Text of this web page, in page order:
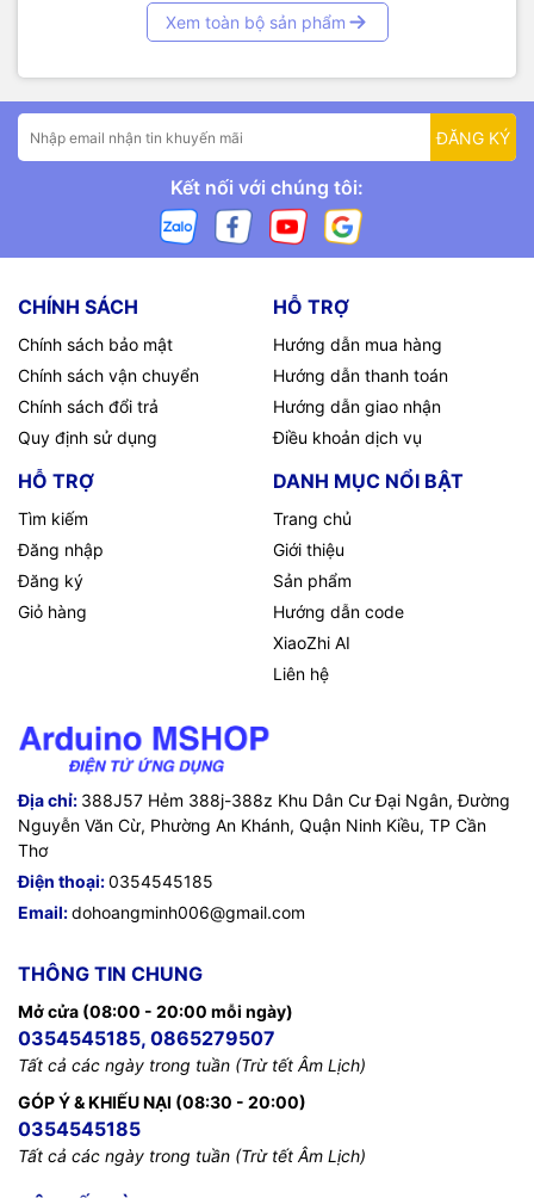
Xem toàn bộ sản phẩm
ĐĂNG KÝ
Kết nối với chúng tôi:
CHÍNH SÁCH
Chính sách bảo mật
Chính sách vận chuyển
Chính sách đổi trả
Quy định sử dụng
HỖ TRỢ
Hướng dẫn mua hàng
Hướng dẫn thanh toán
Hướng dẫn giao nhận
Điều khoản dịch vụ
HỖ TRỢ
Tìm kiếm
Đăng nhập
Đăng ký
Giỏ hàng
DANH MỤC NỔI BẬT
Trang chủ
Giới thiệu
Sản phẩm
Hướng dẫn code
XiaoZhi AI
Liên hệ
Địa chỉ: 388J57 Hẻm 388j-388z Khu Dân Cư Đại Ngân, Đường
Nguyễn Văn Cừ, Phường An Khánh, Quận Ninh Kiều, TP Cần
Thơ
Điện thoại:0354545185
Email:dohoangminh006@gmail.com
THÔNG TIN CHUNG
Mở cửa (08:00 - 20:00 mỗi ngày)
0354545185, 0865279507
Tất cả các ngày trong tuần (Trừ tết Âm Lịch)
GÓP Ý & KHIẾU NẠI (08:30 - 20:00)
0354545185
Tất cả các ngày trong tuần (Trừ tết Âm Lịch)